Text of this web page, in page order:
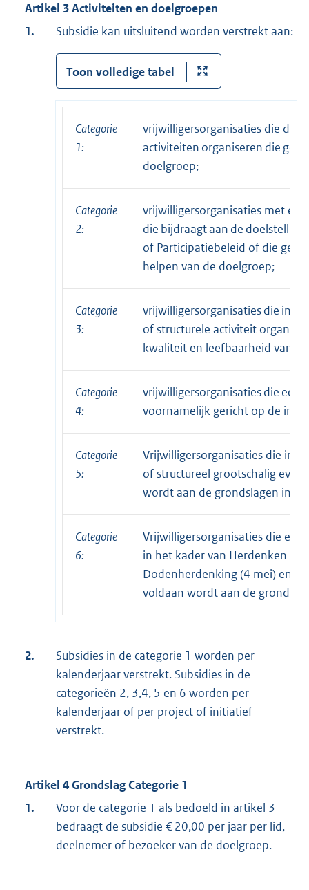
Artikel 3 Activiteiten en doelgroepen
1.
Subsidie kan uitsluitend worden verstrekt aan:
Toon volledige tabel
Categorie
1:
vrijwilligersorganisaties die
activiteiten organiseren die
doelgroep;
Categorie
2:
vrijwilligersorganisaties met
die bijdraagt aan de
of Participatiebeleid of die
helpen van de doelgroep;
Categorie
3:
vrijwilligersorganisaties die in
of structurele activiteit
kwaliteit en leefbaarheid van
Categorie
4:
vrijwilligersorganisaties die een
voornamelijk gericht op de
Categorie
5:
Vrijwilligersorganisaties die in
of structureel grootschalig
wordt aan de grondslagen in
Categorie
6:
Vrijwilligersorganisaties die
in het kader van Herdenken en
Dodenherdenking (4 mei) en
voldaan wordt aan de
2.
Subsidies in de categorie 1 worden per
kalenderjaar verstrekt. Subsidies in de
categorieën 2, 3,4, 5 en 6 worden per
kalenderjaar of per project of initiatief
verstrekt.
Artikel 4 Grondslag Categorie 1
1.
Voor de categorie 1 als bedoeld in artikel 3
bedraagt de subsidie € 20,00 per jaar per lid,
deelnemer of bezoeker van de doelgroep.